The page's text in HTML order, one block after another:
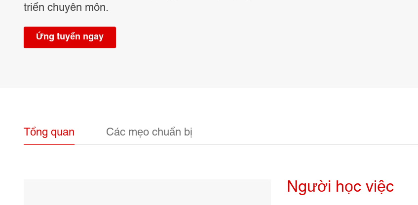
triển chuyên môn.
Ứng tuyển ngay
Tổng quan Các mẹo chuẩn bị
Người học việc